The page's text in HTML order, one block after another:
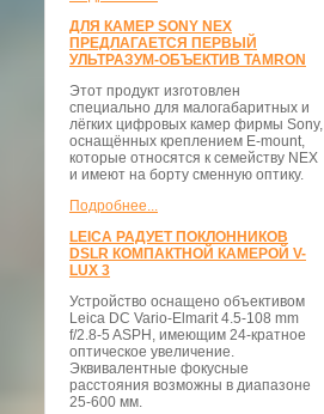
ДЛЯ КАМЕР SONY NEX
ПРЕДЛАГАЕТСЯ ПЕРВЫЙ
УЛЬТРАЗУМ-ОБЪЕКТИВ TAMRON
Этот продукт изготовлен
специально для малогабаритных и
лёгких цифровых камер фирмы Sony,
оснащённых креплением E-mount,
которые относятся к семейству NEX
и имеют на борту сменную оптику.
Подробнее...
LEICA РАДУЕТ ПОКЛОННИКОВ
DSLR КОМПАКТНОЙ КАМЕРОЙ V-
LUX 3
Устройство оснащено объективом
Leica DC Vario-Elmarit 4.5-108 mm
f/2.8-5 ASPH, имеющим 24-кратное
оптическое увеличение.
Эквивалентные фокусные
расстояния возможны в диапазоне
25-600 мм.